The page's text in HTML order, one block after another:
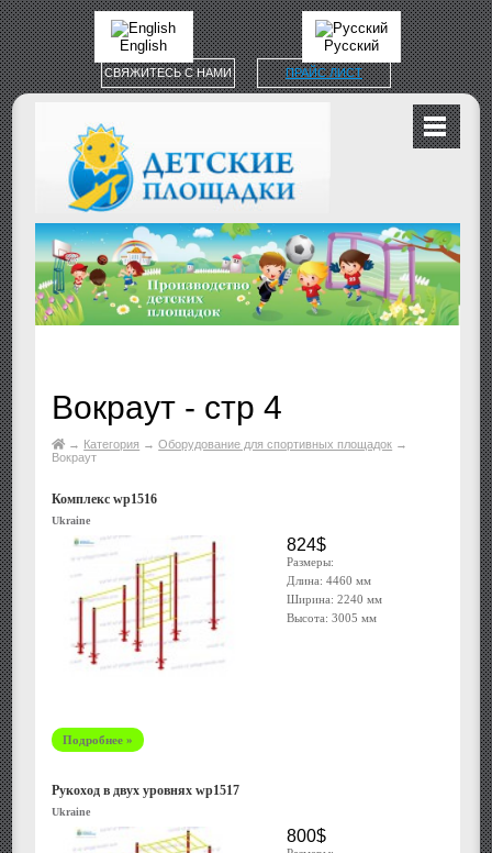
СВЯЖИТЕСЬ С НАМИ ПРАЙС ЛИСТ
English Русский
Вокраут - стр 4
→ Категория → Оборудование для спортивных площадок →
Вокраут
Комплекс wp1516
Ukraine
824$
Размеры:
Длина: 4460 мм
Ширина: 2240 мм
Высота: 3005 мм
Подробнее »
Рукоход в двух уровнях wp1517
Ukraine
800$